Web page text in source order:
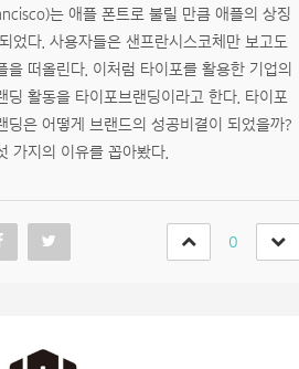
는 애플 폰트로 불릴 만큼 애플의 상징
었다. 사용자들은 샌프란시스코체만 보고도
을 떠올린다. 이처럼 타이포를 활용한 기업의
딩 활동을 타이포브랜딩이라고 한다. 타이포
딩은 어떻게 브랜드의 성공비결이 되었을까?
가지의 이유를 꼽아봤다.
0